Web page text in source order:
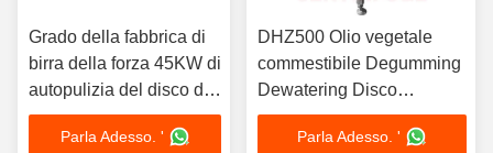
Grado della fabbrica di
birra della forza 45KW di
autopulizia del disco di
chiarimento del lievito di
birra DHZ550 alto G
Parla Adesso. '
DHZ500 Olio vegetale
commestibile Degumming
Dewatering Disco
Separatore di olio Auto
Desludging 30KW olio di
Parla Adesso. '